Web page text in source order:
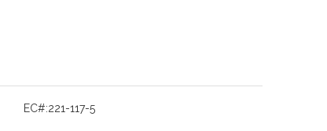
EC#:221-117-5